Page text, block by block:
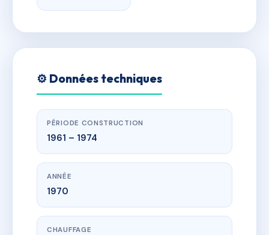
⚙️ Données techniques
PÉRIODE CONSTRUCTION
1961 – 1974
ANNÉE
1970
CHAUFFAGE